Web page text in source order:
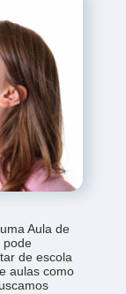
Aula de
pode
de escola
aulas como